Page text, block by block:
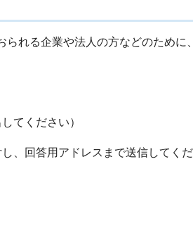
れる企業や法人の方などのために
てください）
、回答用アドレスまで送信してくだ